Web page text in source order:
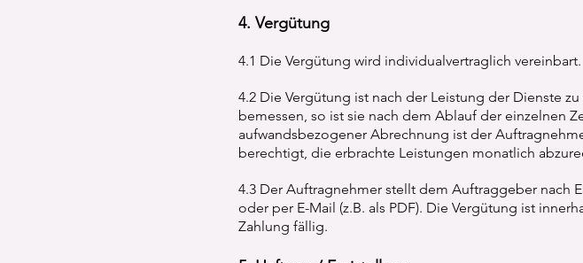
4. Vergütung
4.1 Die Vergütung wird individualvertraglich vereinbart.
4.2 Die Vergütung ist nach der Leistung der Dienste
bemessen, so ist sie nach dem Ablauf der einzelnen
aufwandsbezogener Abrechnung ist der
berechtigt, die erbrachte Leistungen monatlich
4.3 Der Auftragnehmer stellt dem Auftraggeber nach
oder per E-Mail (z.B. als PDF). Die Vergütung ist
Zahlung fällig.